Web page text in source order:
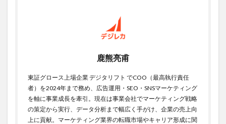
鹿熊亮甫
東証グロース上場企業 デジタリフト でCOO（最高執行責任
者）を2024年まで務め、広告運用・SEO・SNSマーケティング
を軸に事業成長を牽引。現在は事業会社でマーケティング戦略
の策定から実行、データ分析まで幅広く手がけ、企業の売上向
上に貢献。マーケティング業界の転職市場やキャリア形成に関